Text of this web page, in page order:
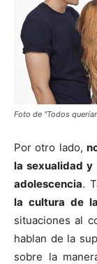
Foto de "Todos
Por otro lado,
la sexualidad
adolescencia.
la cultura de
situaciones al
hablan de la
sobre la